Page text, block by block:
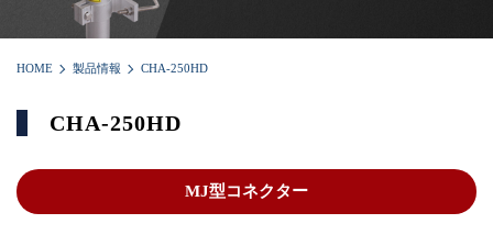
HOME 製品情報 CHA-250HD
CHA-250HD
MJ型コネクター